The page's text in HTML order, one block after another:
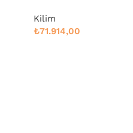
Kilim